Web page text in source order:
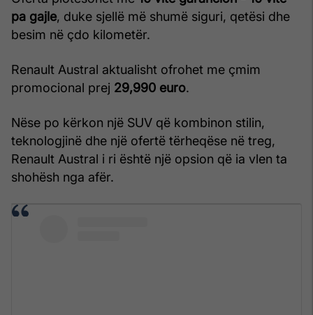
pa gajle, duke sjellë më shumë siguri, qetësi dhe
besim në çdo kilometër.
Renault Austral aktualisht ofrohet me çmim
promocional prej 29,990 euro.
Nëse po kërkon një SUV që kombinon stilin,
teknologjinë dhe një ofertë tërheqëse në treg,
Renault Austral i ri është një opsion që ia vlen ta
shohësh nga afër.